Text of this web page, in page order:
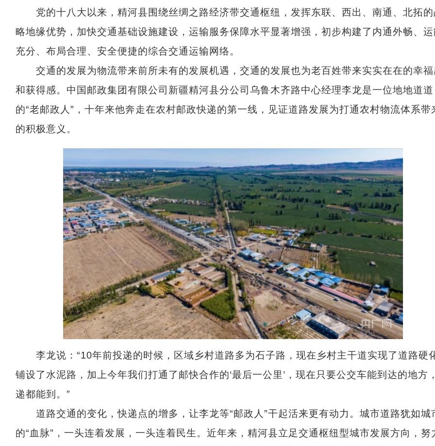
党的十八大以来，精河县围绕丝绸之路经济带交通枢纽，发挥东联、西出、南通、北拓的
略地缘优势，加快交通基础设施建设，运输服务保障水平显著增强，初步构建了内通外畅、运
充分、布局合理、安全便捷的综合交通运输网络。
交通的发展为物流带来前所未有的发展机遇，交通的发展也为老百姓带来实实在在的幸福
和获得感。中国邮政集团有限公司新疆精河县分公司乌鲁木齐路中心经理李龙是一位地地道道
的“老邮政人”，十年来他奔走在农村邮政快递的第一线，见证道路发展为打通农村物流体系带
的积极意义。
李龙说：“10年前投递的时候，区域乡村道路多为石子路，现在乡村主干道实现了道路硬
铺设了水泥路，加上今年我们打通了邮快合作的‘最后一公里’，现在只要公交车能到达的地方
递都能到。”
道路交通的变化，快递点的增多，让李龙等“邮政人”干起活来更有动力。城市道路犹如城
的“血脉”，一头连着发展，一头连着民生。近年来，精河县立足交通枢纽型城市发展方向，努